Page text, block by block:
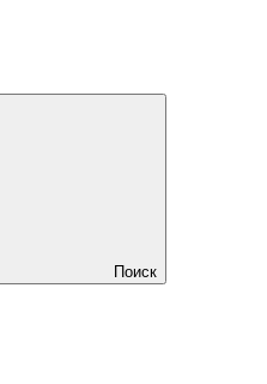
Поиск